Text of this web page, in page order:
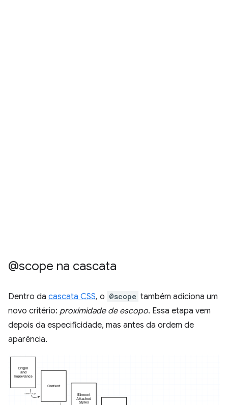
@scope na cascata
Dentro da cascata CSS, o @scope também adiciona um
novo critério: proximidade de escopo. Essa etapa vem
depois da especificidade, mas antes da ordem de
aparência.